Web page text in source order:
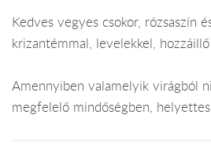
Kedves vegyes csokor, rózsaszín
krizantémmal, levelekkel,
Amennyiben valamelyik virágból
megfelelő mindőségben,